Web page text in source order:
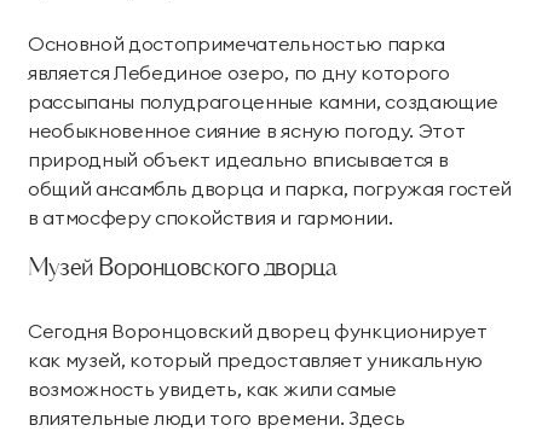
Основной достопримечательностью парка
является Лебединое озеро, по дну которого
рассыпаны полудрагоценные камни, создающие
необыкновенное сияние в ясную погоду. Этот
природный объект идеально вписывается в
общий ансамбль дворца и парка, погружая гостей
в атмосферу спокойствия и гармонии.
Музей Воронцовского дворца
Сегодня Воронцовский дворец функционирует
как музей, который предоставляет уникальную
возможность увидеть, как жили самые
влиятельные люди того времени. Здесь